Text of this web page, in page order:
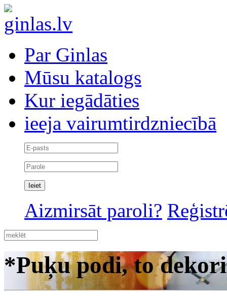
Par Ginlas
Mūsu katalogs
Kur iegādāties
ieeja vairumtirdzniecībā
Aizmirsāt paroli?
*Puķu podi, to dekori